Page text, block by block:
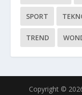
SPORT
TREND
Copyright ©